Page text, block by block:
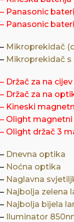
– Panasonic
– Panasonic
– Mikroprekidač
– Mikroprekidač
– Držač za na cijev
– Držač za na
– Kineski
– Olight
– Olight držač 3
– Dnevna optika
– Noćna optika
– Naglavna
– Najbolja zelena
– Najbolja bijela
– Iluminator